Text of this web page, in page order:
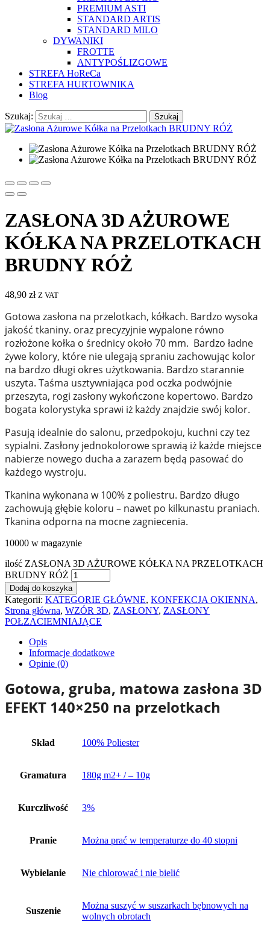
PREMIUM ASTI
STANDARD ARTIS
STANDARD MILO
DYWANIKI
FROTTE
ANTYPOŚLIZGOWE
STREFA HoReCa
STREFA HURTOWNIKA
Blog
Szukaj:
ZASŁONA 3D AŻUROWE
KÓŁKA NA PRZELOTKACH
BRUDNY RÓŻ
48,90 zł Z VAT
Gotowa zasłona na przelotkach, kółkach. Bardzo wysoka
jakość tkaniny. oraz precyzyjnie wypalone równo
rozłożone kołka o średnicy około 70 mm. Bardzo ładne
żywe kolory, które nie ulegają spraniu zachowując kolor
na bardzo długi okres użytkowania. Bardzo starannie
uszyta. Taśma usztywniająca pod oczka podwójnie
przeszyta, rogi zasłony wykończone kopertowo. Bardzo
bogata kolorystyka sprawi iż każdy znajdzie swój kolor.
Pasują idealnie do salonu, przedpokoju, kuchni czy tez
sypialni. Zasłony jednokolorowe sprawią iż każde miejsce
nabierze nowego ducha a zarazem będą pasować do
każdego wystroju.
Tkanina wykonana w 100% z poliestru. Bardzo długo
zachowują głębie koloru – nawet po kilkunastu praniach.
Tkanina odporna na mocne zagniecenia.
10000 w magazynie
ilość ZASŁONA 3D AŻUROWE KÓŁKA NA PRZELOTKACH
BRUDNY RÓŻ
Dodaj do koszyka
Kategorii: KATEGORIE GŁÓWNE, KONFEKCJA OKIENNA,
Strona główna, WZÓR 3D, ZASŁONY, ZASŁONY
POŁZACIEMNIAJĄCE
Opis
Informacje dodatkowe
Opinie (0)
Gotowa, gruba, matowa zasłona 3D
EFEKT 140×250 na przelotkach
Skład 100% Poliester
Gramatura 180g m2+ / – 10g
Kurczliwość 3%
Pranie Można prać w temperaturze do 40 stopni
Wybielanie Nie chlorować i nie bielić
Suszenie
Można suszyć w suszarkach bębnowych na
wolnych obrotach